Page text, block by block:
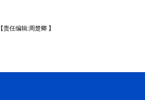
【责任编辑:周楚卿 】